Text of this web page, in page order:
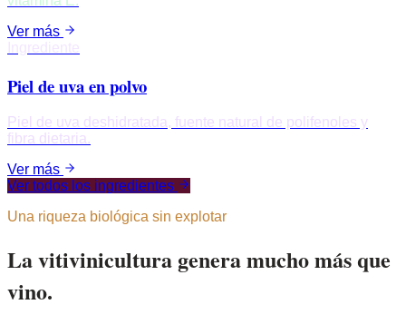
Ver más
Ingrediente
Piel de uva en polvo
Piel de uva deshidratada, fuente natural de polifenoles y
fibra dietaria.
Ver más
Ver todos los ingredientes
Una riqueza biológica sin explotar
La vitivinicultura genera mucho más que
vino.